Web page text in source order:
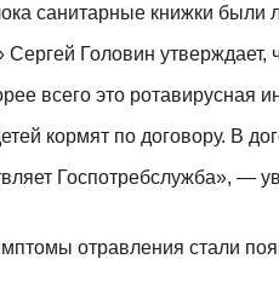
санитарные книжки были
Головин утверждает,
всего это ротавирусная
кормят по договору. В
Госпотребслужба», —
отравления стали